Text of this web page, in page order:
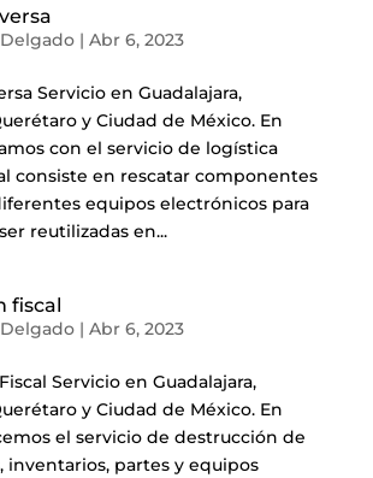
| Abr 6, 2023
Servicio en Guadalajara,
y Ciudad de México. En
con el servicio de logística
consiste en rescatar componentes
equipos electrónicos para
reutilizadas en...
fiscal
| Abr 6, 2023
Servicio en Guadalajara,
y Ciudad de México. En
el servicio de destrucción de
inventarios, partes y equipos